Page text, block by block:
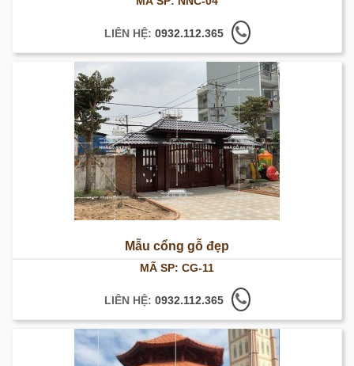
LIÊN HỆ: 0932.112.365
Mẫu cổng gỗ đẹp
MÃ SP: CG-11
LIÊN HỆ: 0932.112.365